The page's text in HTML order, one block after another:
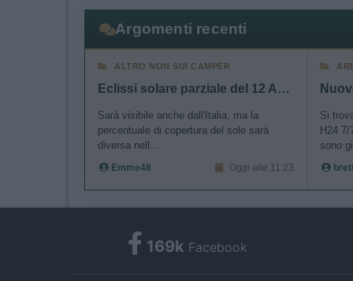
Argomenti recenti
ALTRO NON SUI CAMPER
Eclissi solare parziale del 12 Agosto 2026
Sarà visibile anche dall'Italia, ma la
percentuale di copertura del sole sarà
diversa nell...
Emme48 Oggi alle 11:23
Si
H24 7/
sono
169k Facebook